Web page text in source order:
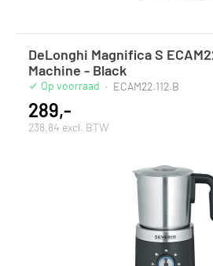
DeLonghi Magnifica S
Machine - Black
Op voorraad · ECAM22.112.B
289,-
238,84 excl. BTW